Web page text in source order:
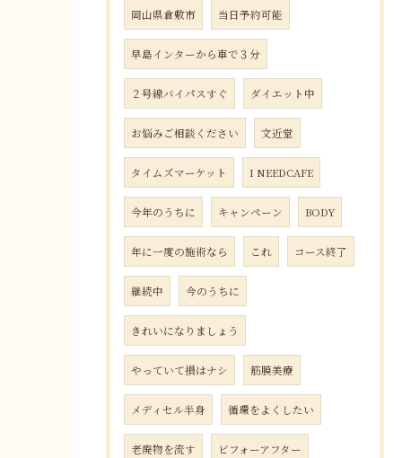
岡山県倉敷市 当日予約可能
早島インターから車で３分
２号線バイパスすぐ ダイエット中
お悩みご相談ください 文近堂
タイムズマーケット I NEEDCAFE
今年のうちに キャンペーン BODY
年に一度の施術なら これ コース終了
継続中 今のうちに
きれいになりましょう
やっていて損はナシ 筋膜美療
メディセル半身 循環をよくしたい
老廃物を流す ビフォーアフター